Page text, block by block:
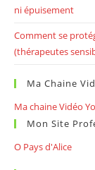
ni épuisement
Comment se
(thérapeutes
Ma Chaine
Ma chaine Vidéo
Mon Site
O Pays d'Alice